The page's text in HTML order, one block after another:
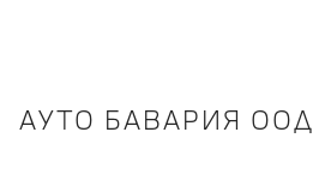
АУТО БАВАРИЯ ООД